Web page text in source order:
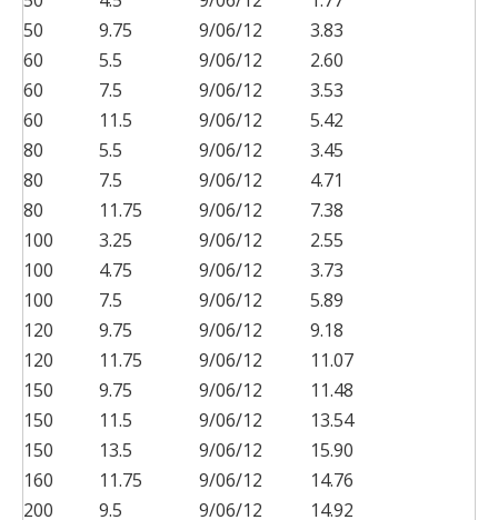
50
9.75 9/06/12
3.83
60
5.5 9/06/12
2.60
60
7.5 9/06/12
3.53
60
11.5 9/06/12
5.42
80
5.5 9/06/12
3.45
80
7.5 9/06/12
4.71
80
11.75 9/06/12
7.38
100
3.25 9/06/12
2.55
100
4.75 9/06/12
3.73
100
7.5 9/06/12
5.89
120
9.75 9/06/12
9.18
120
11.75 9/06/12
11.07
150
9.75 9/06/12
11.48
150
11.5 9/06/12
13.54
150
13.5 9/06/12
15.90
160
11.75 9/06/12
14.76
200
9.5 9/06/12 14.92